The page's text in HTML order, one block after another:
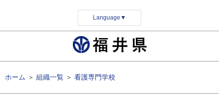
Language ▼
ホーム ＞ 組織一覧 ＞ 看護専門学校